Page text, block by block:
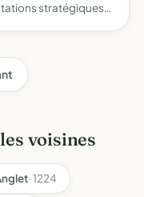
stratégiques
voisines
· 1224